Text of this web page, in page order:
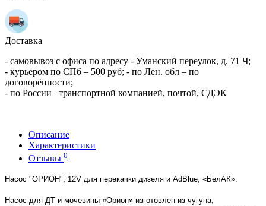
Доставка
- самовывоз с офиса по адресу - Уманский переулок, д. 71 Ч;
- курьером по СПб – 500 руб; - по Лен. обл – по
договорённости;
- по России– транспортной компанией, почтой, СДЭК
Описание
Характеристики
Отзывы 0
Насос "ОРИОН", 12V для перекачки дизеля и AdBlue, «БелАК».
Насос для ДТ и мочевины «Орион» изготовлен из чугуна,